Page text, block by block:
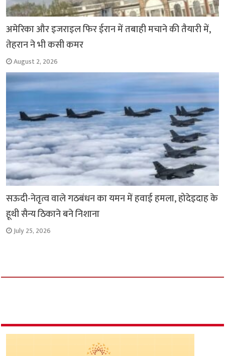
अमेरिका और इजराइल फिर ईरान में तबाही मचाने की तैयारी में,
तेहरान ने भी कसी कमर
August 2, 2026
सऊदी-नेतृत्व वाले गठबंधन का यमन में हवाई हमला, होदेइदाह के
हूथी सैन्य ठिकाने बने निशाना
July 25, 2026